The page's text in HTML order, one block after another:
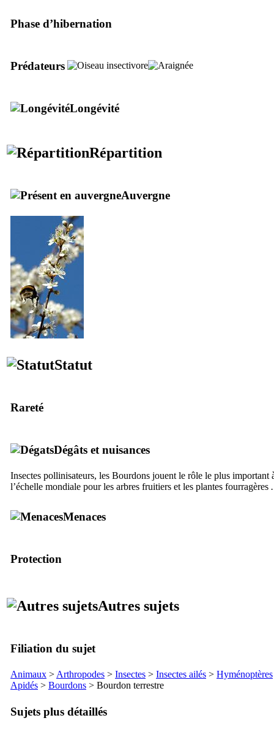
Phase d’hibernation
Prédateurs
Longévité
Répartition
Auvergne
Statut
Rareté
Dégâts et nuisances
Insectes pollinisateurs, les Bourdons jouent le rôle le plus important
l’échelle mondiale pour les arbres fruitiers et les plantes
Menaces
Protection
Autres sujets
Filiation du sujet
Animaux > Arthropodes > Insectes > Insectes ailés > Hyménoptères
Apidés > Bourdons > Bourdon terrestre
Sujets plus détaillés